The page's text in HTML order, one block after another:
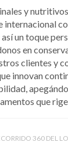
y
internacional
un toque
en
clientes y
innovan
que
360 DEL